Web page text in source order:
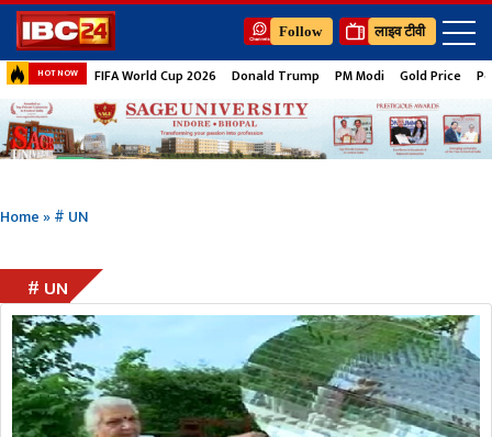
Follow लाइव टीवी
HOT NOW FIFA World Cup 2026 Donald Trump PM Modi Gold Price
Home»# UN
# UN